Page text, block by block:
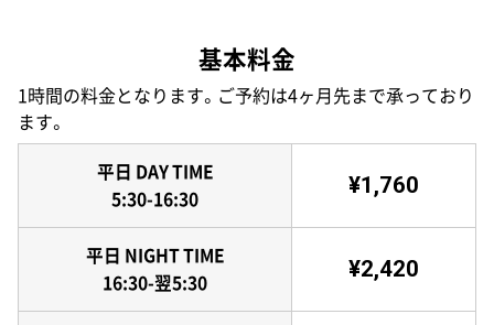
基本料金
1時間の料金となります。ご予約は4ヶ月先まで承っており
ます。
平日 DAY TIME
5:30-16:30
¥1,760
平日 NIGHT TIME
16:30-翌5:30
¥2,420